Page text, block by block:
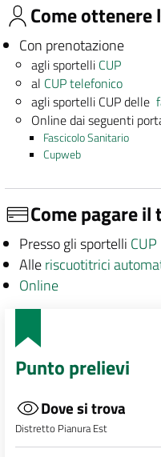
Come ottenere
Con prenotazione
agli sportelli CUP
al CUP telefonico
agli sportelli CUP delle
Online dai seguenti
Fascicolo Sanitario
Cupweb
Come pagare
Presso gli sportelli CUP
Alleriscuotitrici
Online
Punto prelievi
Dove si trova
Distretto Pianura Est